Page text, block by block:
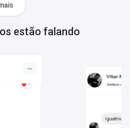
Curso Online de disciplinas
adotado pelos
estão falando